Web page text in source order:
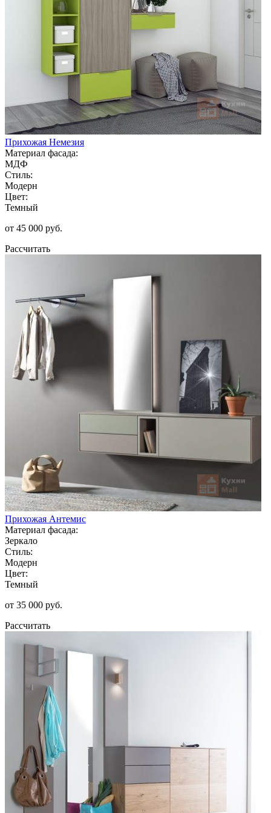
Прихожая Немезия
Материал фасада:
МДФ
Стиль:
Модерн
Цвет:
Темный
от 45 000 руб.
Рассчитать
Прихожая Антемис
Материал фасада:
Зеркало
Стиль:
Модерн
Цвет:
Темный
от 35 000 руб.
Рассчитать